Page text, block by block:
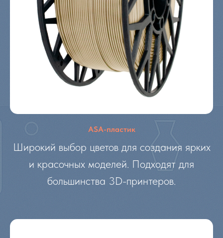
ASA-пластик
Широкий выбор цветов для создания ярких
и красочных моделей. Подходят для
большинства 3D-принтеров.